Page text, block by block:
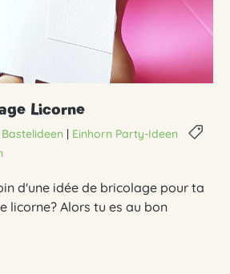
Licorne
Bastelideen | Einhorn Party-Ideen
d'une idée de bricolage pour ta
licorne? Alors tu es au bon